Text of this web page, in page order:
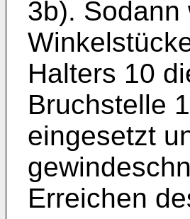
3b). Sodann
Halters 10
Bruchstelle
eingesetzt
Erreichen